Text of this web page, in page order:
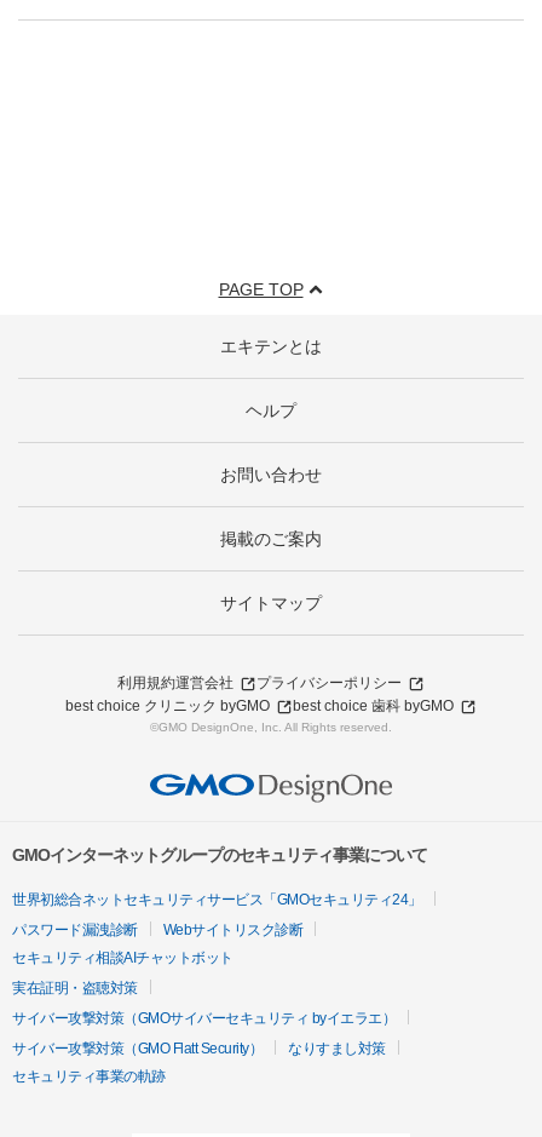
PAGE TOP
エキテンとは
ヘルプ
お問い合わせ
掲載のご案内
サイトマップ
利用規約運営会社
プライバシーポリシー
best choice クリニック byGMO
best choice 歯科 byGMO
©GMO DesignOne, Inc. All Rights reserved.
GMOインターネットグループのセキュリティ事業について
世界初総合ネットセキュリティサービス「GMOセキュリティ24」
パスワード漏洩診断
Webサイトリスク診断
セキュリティ相談AIチャットボット
実在証明・盗聴対策
サイバー攻撃対策（GMOサイバーセキュリティ byイエラエ）
サイバー攻撃対策（GMO Flatt Security）
なりすまし対策
セキュリティ事業の軌跡